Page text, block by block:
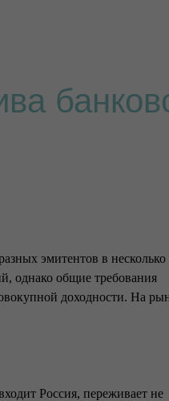
эмитентов в несколько
однако общие требования
доходности. На
Россия, переживает не